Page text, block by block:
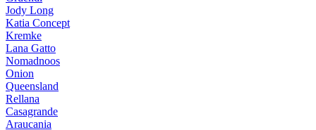
Jody Long
Katia Concept
Kremke
Lana Gatto
Nomadnoos
Onion
Queensland
Rellana
Casagrande
Araucania